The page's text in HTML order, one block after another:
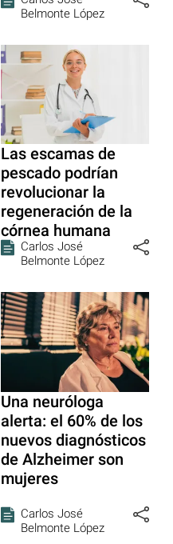
Belmonte López
Las escamas de
pescado podrían
revolucionar la
regeneración de la
córnea humana
Carlos José
Belmonte López
Una neuróloga
alerta: el 60% de los
nuevos diagnósticos
de Alzheimer son
mujeres
Carlos José
Belmonte López